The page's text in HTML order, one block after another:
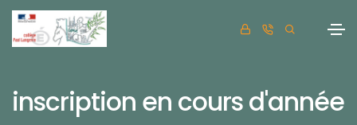
inscription en cours d'année